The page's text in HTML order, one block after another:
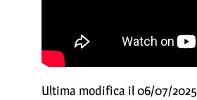
Ultima modifica il 06/07/2025